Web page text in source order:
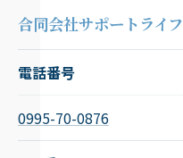
合同会社サポートライフ
電話番号
0995-70-0876